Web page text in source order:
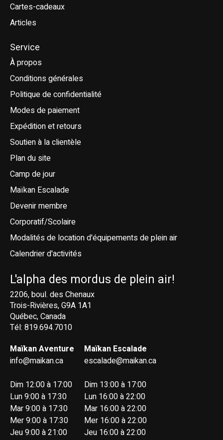
Cartes-cadeaux
Articles
Service
À propos
Conditions générales
Politique de confidentialité
Modes de paiement
Expédition et retours
Soutien à la clientèle
Plan du site
Camp de jour
Maïkan Escalade
Devenir membre
Corporatif/Scolaire
Modalités de location d'équipements de plein air
Calendrier d'activités
L'alpha des mordus de plein air!
2206, boul. des Chenaux
Trois-Rivières, G9A 1A1
Québec, Canada
Tél: 819.694.7010
Maïkan Aventure
info@maikan.ca
Dim 12:00 à 17:00
Lun 9:00 à 17:30
Mar 9:00 à 17:30
Mer 9:00 à 17:30
Jeu 9:00 à 21:00
Maïkan Escalade
escalade@maikan.ca
Dim 13:00 à 17:00
Lun 16:00 à 22:00
Mar 16:00 à 22:00
Mer 16:00 à 22:00
Jeu 16:00 à 22:00